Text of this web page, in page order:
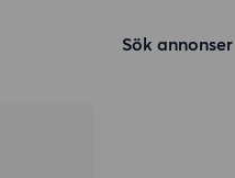
Sök annonser